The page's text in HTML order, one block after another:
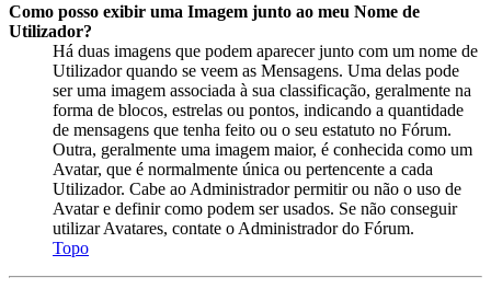
Como posso exibir uma Imagem junto ao meu Nome de
Utilizador?
Há duas imagens que podem aparecer junto com um nome de
Utilizador quando se veem as Mensagens. Uma delas pode
ser uma imagem associada à sua classificação, geralmente na
forma de blocos, estrelas ou pontos, indicando a quantidade
de mensagens que tenha feito ou o seu estatuto no Fórum.
Outra, geralmente uma imagem maior, é conhecida como um
Avatar, que é normalmente única ou pertencente a cada
Utilizador. Cabe ao Administrador permitir ou não o uso de
Avatar e definir como podem ser usados. Se não conseguir
utilizar Avatares, contate o Administrador do Fórum.
Topo